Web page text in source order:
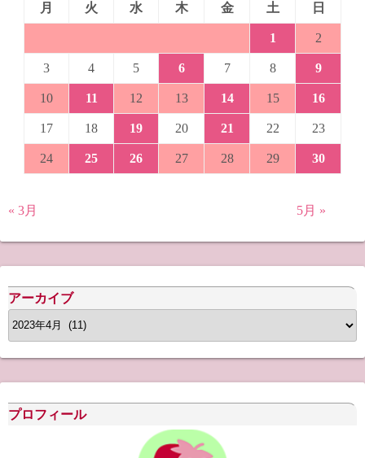
月
火 水 木 金 土 日
1 2
3 4 5 6 7 8 9
10 11 12 13 14 15 16
17 18 19 20 21 22 23
24 25 26 27 28 29 30
« 3月 5月 »
アーカイブ
ア
ー
カ
イ
ブ
プロフィール